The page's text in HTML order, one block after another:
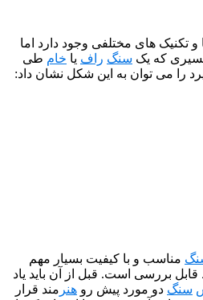
مختلفی وجود دارد اما
سنگ رافیاخام طی
به این شکل نشان داد:
با کیفیت بسیار مهم
قبل از آن باید یاد
پیش روهنرمند قرار